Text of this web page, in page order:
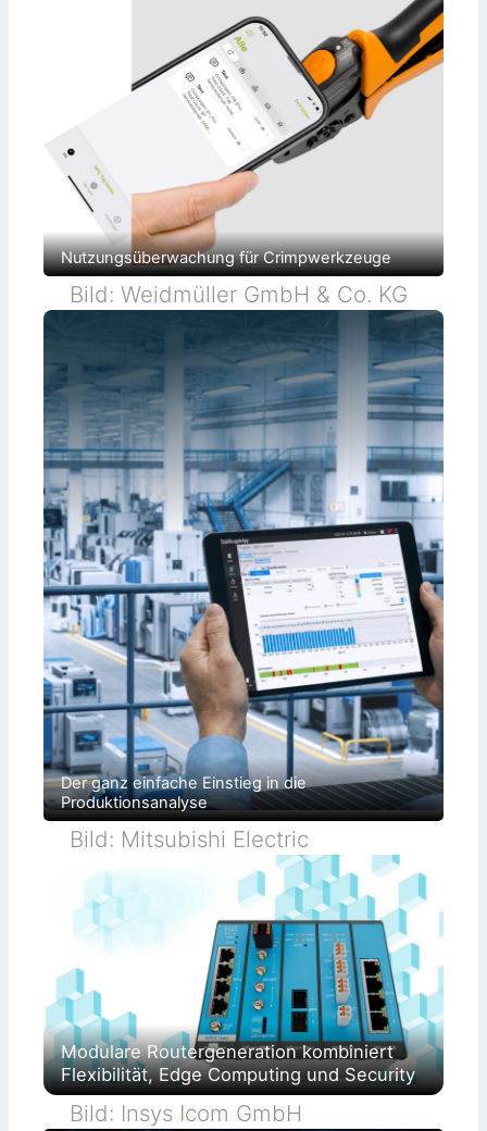
Nutzungsüberwachung für Crimpwerkzeuge
Bild: Weidmüller GmbH & Co. KG
Der ganz einfache Einstieg in die
Produktionsanalyse
Bild: Mitsubishi Electric
Modulare Routergeneration kombiniert
Flexibilität, Edge Computing und Security
Bild: Insys Icom GmbH